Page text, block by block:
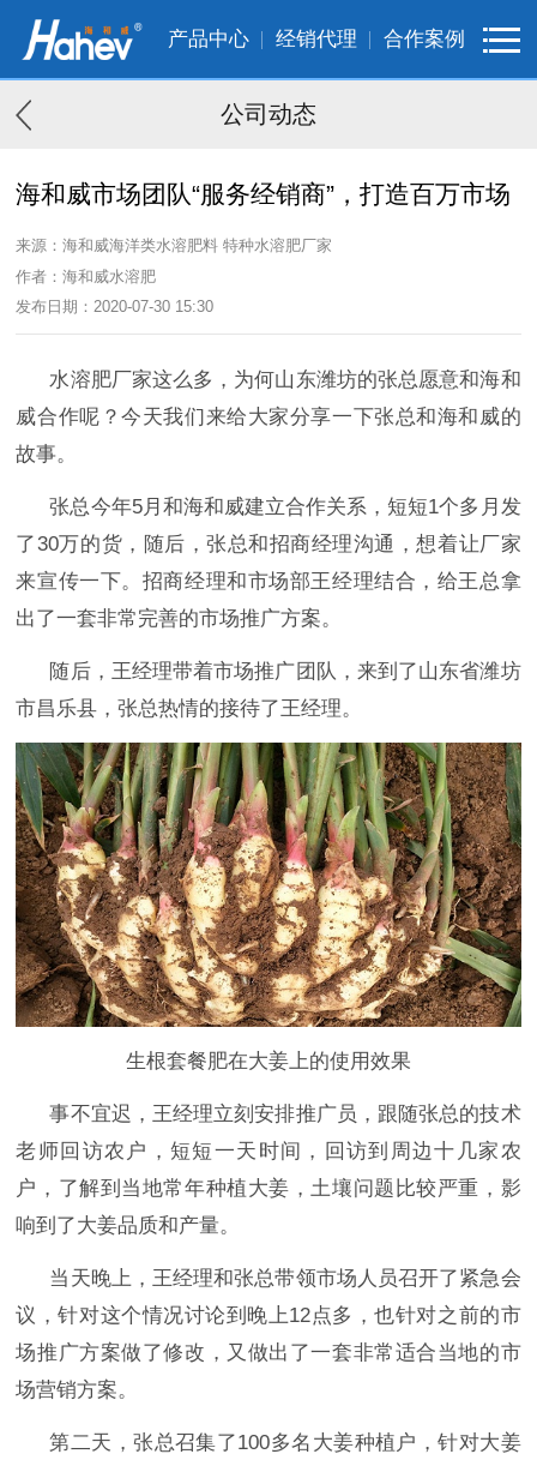
产品中心 经销代理 合作案例
公司动态
海和威市场团队“服务经销商”，打造百万市场
来源：海和威海洋类水溶肥料 特种水溶肥厂家
作者：海和威水溶肥
发布日期：2020-07-30 15:30
水溶肥厂家这么多，为何山东潍坊的张总愿意和海和
威合作呢？今天我们来给大家分享一下张总和海和威的
故事。
张总今年5月和海和威建立合作关系，短短1个多月发
了30万的货，随后，张总和招商经理沟通，想着让厂家
来宣传一下。招商经理和市场部王经理结合，给王总拿
出了一套非常完善的市场推广方案。
随后，王经理带着市场推广团队，来到了山东省潍坊
市昌乐县，张总热情的接待了王经理。
生根套餐肥在大姜上的使用效果
事不宜迟，王经理立刻安排推广员，跟随张总的技术
老师回访农户，短短一天时间，回访到周边十几家农
户，了解到当地常年种植大姜，土壤问题比较严重，影
响到了大姜品质和产量。
当天晚上，王经理和张总带领市场人员召开了紧急会
议，针对这个情况讨论到晚上12点多，也针对之前的市
场推广方案做了修改，又做出了一套非常适合当地的市
场营销方案。
第二天，张总召集了100多名大姜种植户，针对大姜